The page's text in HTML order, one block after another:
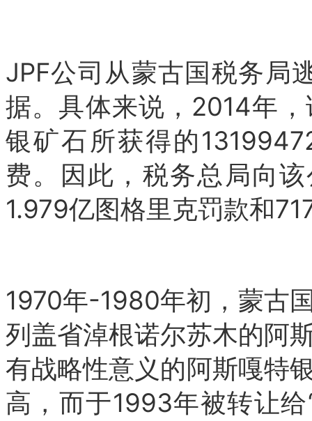
JPF公司从蒙古国税务局
据。具体来说，2014年
银矿石所获得的
费。因此，税务总局向
1.979亿图格里克罚款和
1970年-1980年初，蒙古
列盖省淖根诺尔苏木的阿
有战略性意义的阿斯嘎特
高，而于1993年被转让给